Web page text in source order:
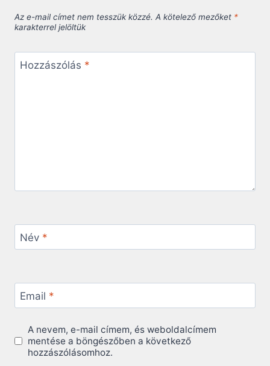
Az e-mail címet nem tesszük közzé. A kötelező mezőket *
karakterrel jelöltük
Hozzászólás *
Név *
Email *
A nevem, e-mail címem, és weboldalcímem
mentése a böngészőben a következő
hozzászólásomhoz.